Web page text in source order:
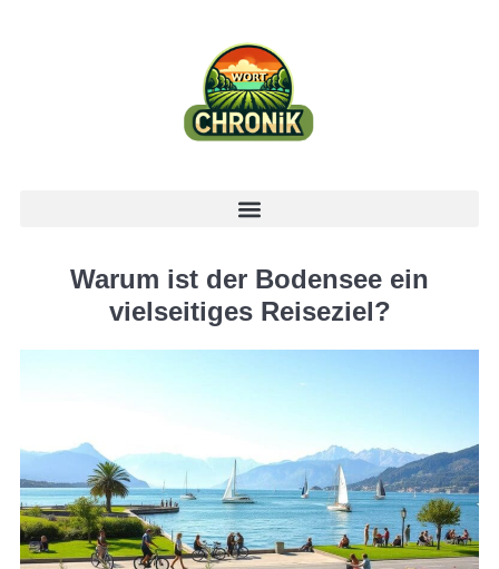
Warum ist der Bodensee ein
vielseitiges Reiseziel?